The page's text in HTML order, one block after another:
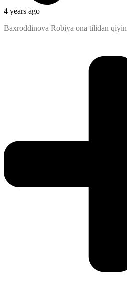
4 years ago
Baxroddinova Robiya ona tilidan